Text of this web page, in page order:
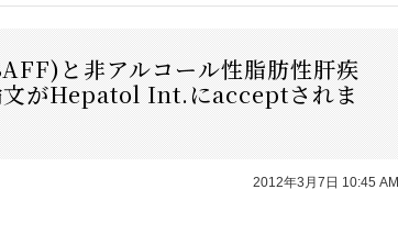
と非アルコール性脂肪性肝疾
文がHepatol Int.にacceptされま
2012年3月7日 10:45 AM